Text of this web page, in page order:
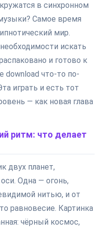
в синхронном
Самое время
мир.
искать
и готово к
download что-то по-
играть и есть тот
— как новая глава
ритм: что делает
двух планет,
Одна — огонь,
нитью, и от
равновесие. Картинка
чёрный космос,